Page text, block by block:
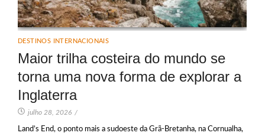
DESTINOS INTERNACIONAIS
Maior trilha costeira do mundo se
torna uma nova forma de explorar a
Inglaterra
julho 28, 2026 /
Land’s End, o ponto mais a sudoeste da Grã-Bretanha, na Cornualha,